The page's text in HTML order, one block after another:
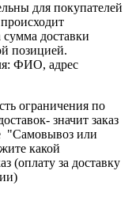
для покупателей
доставки
позицией.
ФИО, адрес
ограничения по
значит заказ
"Самовывоз или
какой
(оплату за доставку